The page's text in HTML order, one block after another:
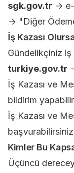
sgk.gov.tr → e-
→ "Diğer
İş Kazası
Gündelikçiniz iş
turkiye.gov.tr
İş Kazası ve
bildirim
İş Kazası ve
Kimler Bu
Üçüncü